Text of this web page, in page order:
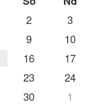
2
3
9
10
16
17
23
24
30 1